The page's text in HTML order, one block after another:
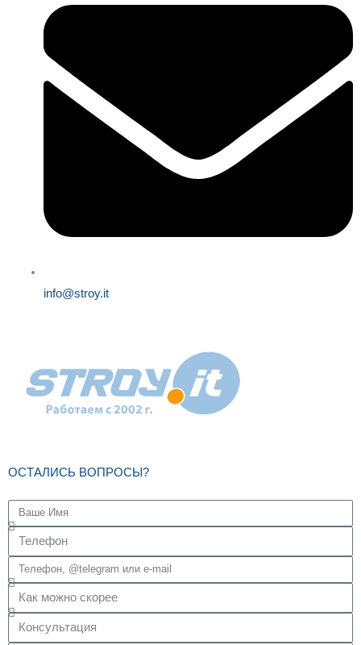
info@stroy.it
ОСТАЛИСЬ ВОПРОСЫ?
Имя
Как
с
Вами
связаться?
Контакт
для
связи
Когда
удобно
ответить?
Что